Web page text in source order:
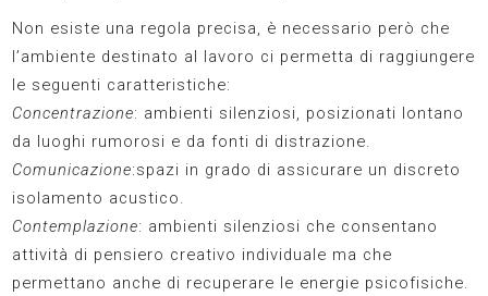
Non esiste una regola precisa, è necessario però che
l’ambiente destinato al lavoro ci permetta di raggiungere
le seguenti caratteristiche:
Concentrazione: ambienti silenziosi, posizionati lontano
da luoghi rumorosi e da fonti di distrazione.
Comunicazione:spazi in grado di assicurare un discreto
isolamento acustico.
Contemplazione: ambienti silenziosi che consentano
attività di pensiero creativo individuale ma che
permettano anche di recuperare le energie psicofisiche.